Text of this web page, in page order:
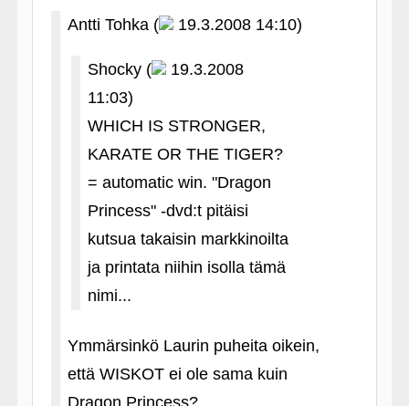
Antti Tohka ( 19.3.2008 14:10)
Shocky (
19.3.2008
11:03)
WHICH IS STRONGER,
KARATE OR THE TIGER?
= automatic win. "Dragon
Princess" ‑dvd:t pitäisi
kutsua takaisin markkinoilta
ja printata niihin isolla tämä
nimi...
Ymmärsinkö Laurin puheita oikein,
että WISKOT ei ole sama kuin
Dragon Princess?